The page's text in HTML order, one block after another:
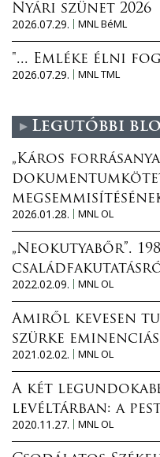
Nyári szünet 2026
2026.07.29.
MNL BéML
"... Emléke élni
2026.07.29.
MNL TML
Legutóbbi
„Káros
2026.01.28.
MNL OL
„Neokutyabőr”.
2022.02.09.
MNL OL
Amiről kevesen
szürke
2021.02.02.
MNL OL
A két
levéltárban: a
2020.11.27.
MNL OL